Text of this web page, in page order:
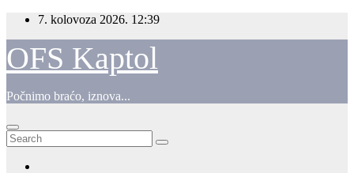
Skip
content
7. kolovoza 2026. 12:39
OFS Kaptol
Počnimo braćo, iznova...